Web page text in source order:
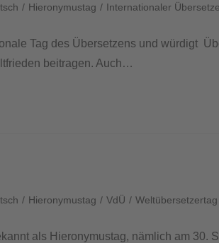
/ Hieronymustag / Internationaler
Tag des Übersetzens und würdigt
beitragen. Auch…
/ Hieronymustag / VdÜ / Weltübersetzertag
als Hieronymustag, nämlich am